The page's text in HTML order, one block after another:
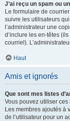
J’ai reçu un spam ou
Le formulaire de
suivre les utilisateurs
l’administrateur une
d’inclure les en-têtes
courriel).
Haut
Amis et ignorés
Que sont mes listes
Vous pouvez utiliser
Les membres ajoutés à
de l’utilisateur pour un